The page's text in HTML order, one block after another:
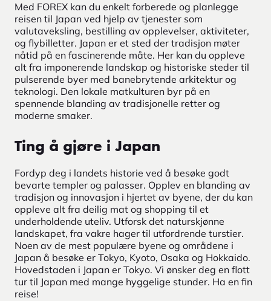
Med FOREX kan du enkelt forberede og planlegge
reisen til Japan ved hjelp av tjenester som
valutaveksling, bestilling av opplevelser, aktiviteter,
og flybilletter. Japan er et sted der tradisjon møter
nåtid på en fascinerende måte. Her kan du oppleve
alt fra imponerende landskap og historiske steder til
pulserende byer med banebrytende arkitektur og
teknologi. Den lokale matkulturen byr på en
spennende blanding av tradisjonelle retter og
moderne smaker.
Ting å gjøre i Japan
Fordyp deg i landets historie ved å besøke godt
bevarte templer og palasser. Opplev en blanding av
tradisjon og innovasjon i hjertet av byene, der du kan
oppleve alt fra deilig mat og shopping til et
underholdende uteliv. Utforsk det naturskjønne
landskapet, fra vakre hager til utfordrende turstier.
Noen av de mest populære byene og områdene i
Japan å besøke er Tokyo, Kyoto, Osaka og Hokkaido.
Hovedstaden i Japan er Tokyo. Vi ønsker deg en flott
tur til Japan med mange hyggelige stunder. Ha en fin
reise!